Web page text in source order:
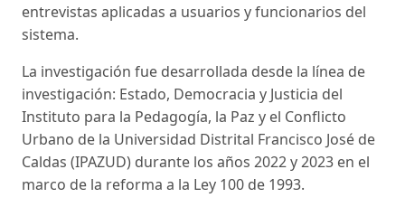
entrevistas aplicadas a usuarios y funcionarios del
sistema.
La investigación fue desarrollada desde la línea de
investigación: Estado, Democracia y Justicia del
Instituto para la Pedagogía, la Paz y el Conflicto
Urbano de la Universidad Distrital Francisco José de
Caldas (IPAZUD) durante los años 2022 y 2023 en el
marco de la reforma a la Ley 100 de 1993.